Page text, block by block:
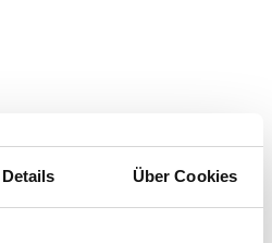
Details Über Cookies